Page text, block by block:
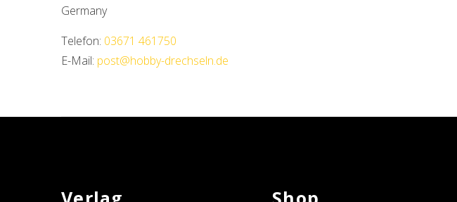
Germany
Telefon: 03671 461750
E-Mail: post@hobby-drechseln.de